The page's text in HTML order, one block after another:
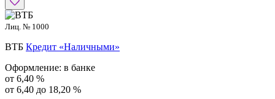
Лиц. № 1000
ВТБ Кредит «Наличными»
Оформление: в банке
от 6,40 %
от 6,40 до 18,20 %